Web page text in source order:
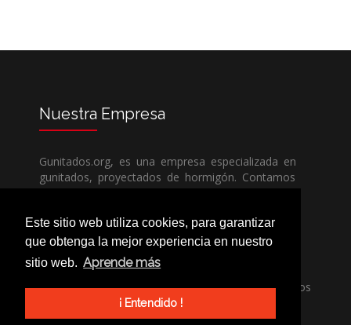
Este sitio web utiliza cookies, para garantizar
que obtenga la mejor experiencia en nuestro
sitio web. Aprende más
¡ Entendido !
Nuestra Empresa
Gunitados.org, es una empresa especializada en
gunitados, proyectados de hormigón. Contamos
con todos los medios humanos y técnicos, para
competencia.
Si necesita una empresa de gunitados, no dude
en llamarnos, nuestros técnicos estran encantados
de poder ayudarle, ya sea usted particular o
profesional.